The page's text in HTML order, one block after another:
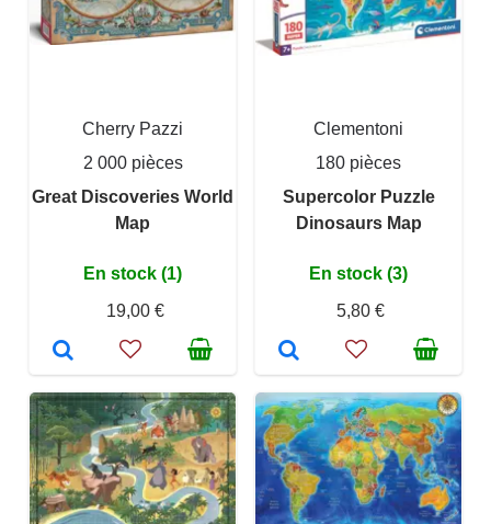
Cherry Pazzi
2 000 pièces
Great Discoveries World
Map
En stock (1)
19,00 €
Clementoni
180 pièces
Supercolor Puzzle
Dinosaurs Map
En stock (3)
5,80 €